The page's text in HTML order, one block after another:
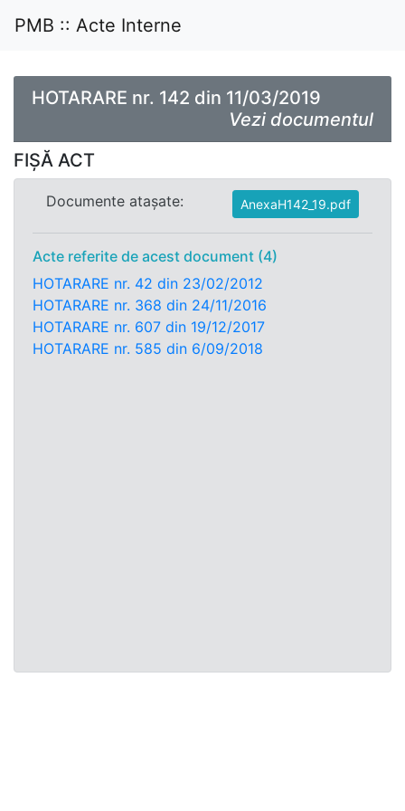
PMB :: Acte Interne
HOTARARE nr. 142 din 11/03/2019
Vezi documentul
FIȘĂ ACT
Documente atașate: AnexaH142_19.pdf
Acte referite de acest document (4)
HOTARARE nr. 42 din 23/02/2012
HOTARARE nr. 368 din 24/11/2016
HOTARARE nr. 607 din 19/12/2017
HOTARARE nr. 585 din 6/09/2018